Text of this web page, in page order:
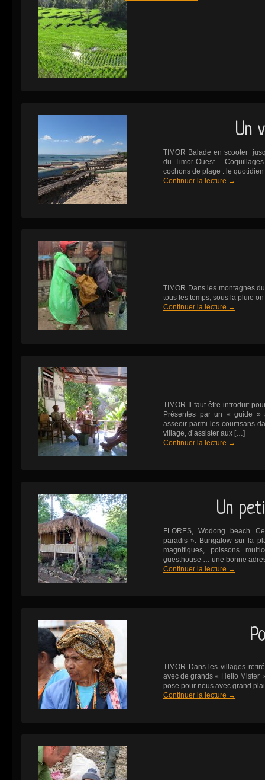
Un
TIMOR Balade en scooter
du Timor-Ouest…
cochons de plage : le
Continuer la lecture →
TIMOR Dans les montagnes
tous les temps, sous la pluie
Continuer la lecture →
TIMOR Il faut être introduit
Présentés par un « guide
asseoir parmi les courtisans
village, d’assister aux […]
Continuer la lecture →
Un
FLORES, Wodong beach
paradis ». Bungalow sur la
magnifiques, poissons
guesthouse … une bonne
Continuer la lecture →
TIMOR Dans les villages
avec de grands « Hello Mister
pose pour nous avec grand
Continuer la lecture →